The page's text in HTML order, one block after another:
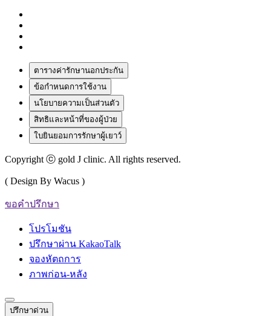
ตารางค่ารักษานอกประกัน
ข้อกำหนดการใช้งาน
นโยบายความเป็นส่วนตัว
สิทธิและหน้าที่ของผู้ป่วย
ใบยินยอมการรักษาผู้เยาว์
Copyright ⓒ gold J clinic. All rights reserved.
( Design By Wacus )
ขอคำปรึกษา
โปรโมชัน
ปรึกษาผ่าน KakaoTalk
จองหัตถการ
ภาพก่อน-หลัง
ปรึกษาด่วน